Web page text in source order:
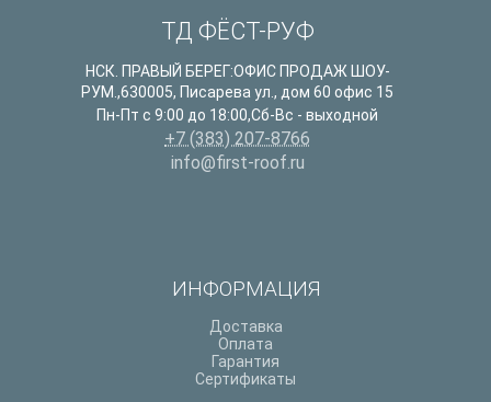
ТД ФЁСТ-РУФ
НСК. ПРАВЫЙ БЕРЕГ:ОФИС ПРОДАЖ ШОУ-
РУМ.,630005, Писарева ул., дом 60 офис 15
Пн-Пт с 9:00 до 18:00,Сб-Вс - выходной
+7 (383) 207-8766
info@first-roof.ru
ИНФОРМАЦИЯ
Доставка
Оплата
Гарантия
Сертификаты